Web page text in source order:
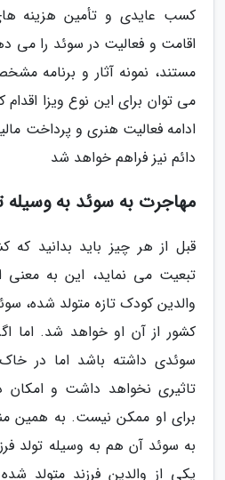
کسب عایدی و تأمین هزینه های
اقامت و فعالیت در سوئد را می
مستند، نمونه آثار و برنامه
می توان برای این نوع ویزا
ادامه فعالیت هنری و پرداخت
دائم نیز فراهم خواهد شد
مهاجرت به سوئد به وسیله
قبل از هر چیز باید بدانید که
تبعیت می نماید، این به
والدین کودک تازه متولد شده،
کشور از آن او خواهد شد. اما
سوئدی داشته باشد اما در
تاثیری نخواهد داشت و امکان
برای او ممکن نیست. به همین
به سوئد آن هم به وسیله تولد
یکی از والدین فرزند متولد